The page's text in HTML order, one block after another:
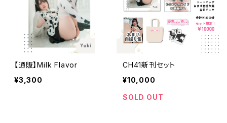
【通販】Milk Flavor
¥3,300
CH41新刊セット
¥10,000
SOLD OUT